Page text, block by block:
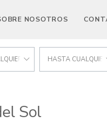
NOSOTROS
PRECIO HASTA CUALQUIER
Sol